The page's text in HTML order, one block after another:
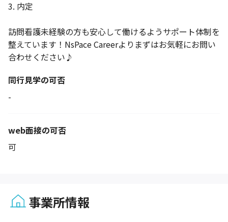
3. 内定
訪問看護未経験の方も安心して働けるようサポート体制を
整えています！NsPace Careerよりまずはお気軽にお問い
合わせください♪
同行見学の可否
-
web面接の可否
可
事業所情報